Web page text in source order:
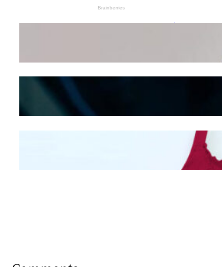
Wanita Pamer Pakaian
Kepribadian
Mengintip Kepribadian
Wanita Dari Warna Bra